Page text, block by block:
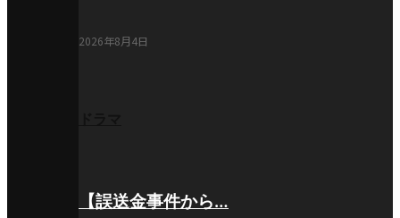
2026年8月4日
【誤送金事件から…